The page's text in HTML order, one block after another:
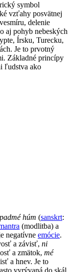
symbol
vzťahy posvätnej
delenie
aj pohyb nebeských
Írsku, Turecku,
Je to prvotný
Základné princípy
ľudstva ako
húm (sanskrt:
(modlitba) a
negatívne emócie.
a závisť, ni
a zmätok, mé
a hnev. Je to